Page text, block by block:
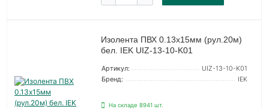
Изолента ПВХ 0.13х15мм (рул.20м)
бел. IEK UIZ-13-10-K01
Артикул:
UIZ-13-10-K01
Бренд:
IEK
На складе 8941 шт.